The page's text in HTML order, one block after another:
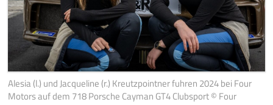
Alesia (l.) und Jacqueline (r.) Kreutzpointner fuhren 2024 bei Four
Motors auf dem 718 Porsche Cayman GT4 Clubsport © Four